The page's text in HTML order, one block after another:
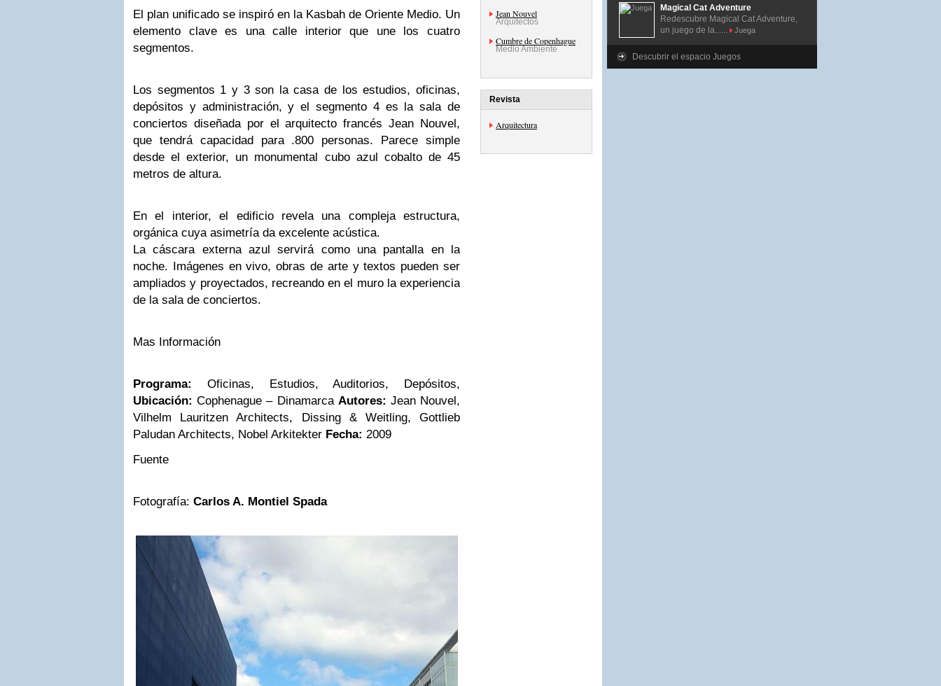
El plan unificado se inspiró en la Kasbah de Oriente Medio. Un
elemento clave es una calle interior que une los cuatro
segmentos.
Los segmentos 1 y 3 son la casa de los estudios, oficinas,
depósitos y administración, y el segmento 4 es la sala de
conciertos diseñada por el arquitecto francés Jean Nouvel,
que tendrá capacidad para .800 personas. Parece simple
desde el exterior, un monumental cubo azul cobalto de 45
metros de altura.
En el interior, el edificio revela una compleja estructura,
orgánica cuya asimetría da excelente acústica.
La cáscara externa azul servirá como una pantalla en la
noche. Imágenes en vivo, obras de arte y textos pueden ser
ampliados y proyectados, recreando en el muro la experiencia
de la sala de conciertos.
Mas Información
Programa: Oficinas, Estudios, Auditorios, Depósitos,
Ubicación:Cophenague – Dinamarca Autores: Jean Nouvel,
Vilhelm Lauritzen Architects, Dissing & Weitling, Gottlieb
Paludan Architects, Nobel Arkitekter Fecha: 2009
Fuente
Fotografía: Carlos A. Montiel Spada
Jean Nouvel
Arquitectos
Cumbre de Copenhague
Medio Ambiente
Revista
Arquitectura
Magical Cat Adventure
Redescubre Magical Cat Adventure,
un juego de la......
Juega
Descubrir el espacio Juegos